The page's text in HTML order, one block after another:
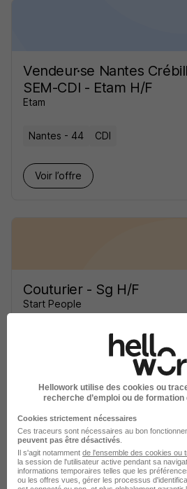
Vendeur·se Nantes
SEM-CDI - Etam H/F
Etam
Nantes - 44 CDI
Voir l’offre
Couturier - Sg H/F
Start People
Thouaré-sur-Loire - 44 Intérim
Voir l’offre
Hellowork utilise des cookies ou
recherche d’emploi ou de
Cookies strictement nécessaires
Ces traceurs sont nécessaires au bon
peuvent pas être désactivés
Il s'agit notamment de l'ensemble des cookies ou
la session de l'utilisateur active pendant sa
informations temporaires telles que les
ou les offres vues, gérer les processus